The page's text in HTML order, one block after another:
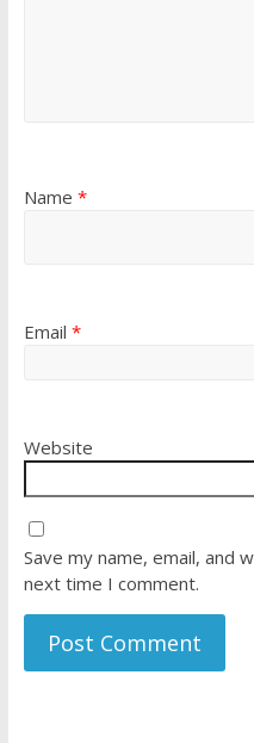
Name *
Email *
Website
Save my name, email, and
next time I comment.